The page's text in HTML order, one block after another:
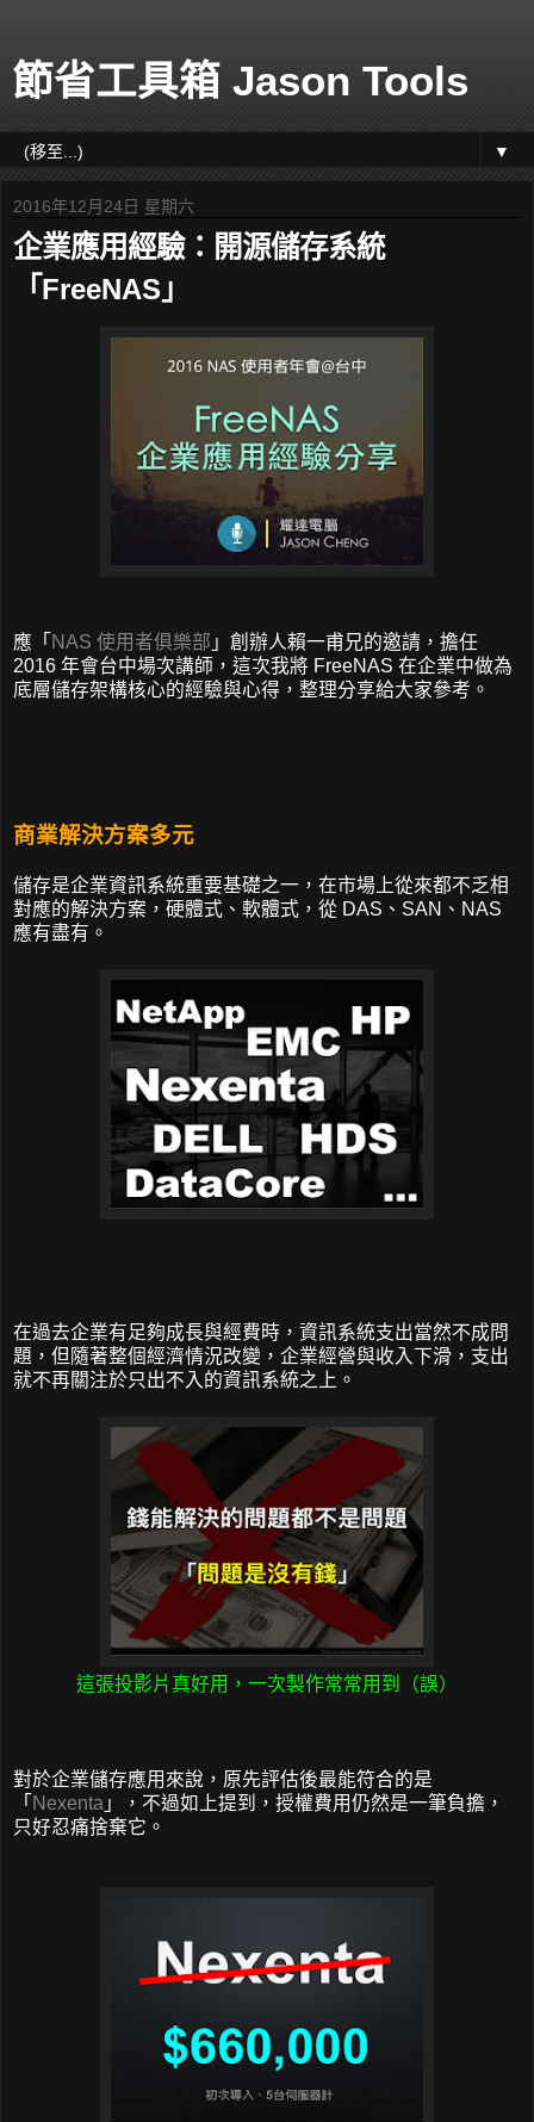
節省工具箱 Jason Tools
▼
2016年12月24日 星期六
企業應用經驗：開源儲存系統
「FreeNAS」
應「 NAS 使用者俱樂部 」創辦人賴一甫兄的邀請，擔任
2016 年會台中場次講師，這次我將 FreeNAS 在企業中做為
底層儲存架構核心的經驗與心得，整理分享給大家參考。
商業解決方案多元
儲存是企業資訊系統重要基礎之一，在市場上從來都不乏相
對應的解決方案，硬體式、軟體式，從 DAS、SAN、NAS
應有盡有。
在過去企業有足夠成長與經費時，資訊系統支出當然不成問
題，但隨著整個經濟情況改變，企業經營與收入下滑，支出
就不再關注於只出不入的資訊系統之上。
這張投影片真好用，一次製作常常用到（誤）
對於企業儲存應用來說， 原先評估後最能符合的是
「 Nexenta 」，不過如上提到，授權費用仍然是一筆負擔，
只好忍痛捨棄它。